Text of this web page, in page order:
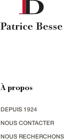
À propos
DEPUIS 1924
NOUS CONTACTER
NOUS RECHERCHONS